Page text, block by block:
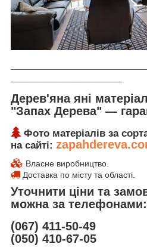
Дерев'яна яні
"Запах Дерева" ―
Фото матеріалів за
на сайті:
Власне виробництво.
Доставка по місту та області.
Уточнити ціни та
можна за телефонами:
(067) 411-50-49
(050) 410-67-05